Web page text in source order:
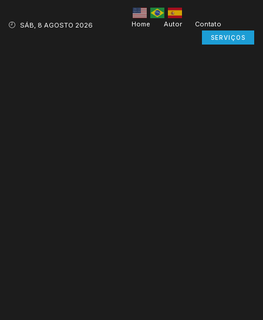
SÁB, 8 AGOSTO 2026 Home Autor Contato
SERVIÇOS